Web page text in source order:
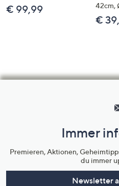
€ 99,99
42cm,
€
Immer
Premieren, Aktionen,
du immer
Newsletter